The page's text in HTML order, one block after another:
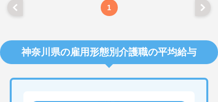
1
神奈川県の雇用形態別介護職の平均給与